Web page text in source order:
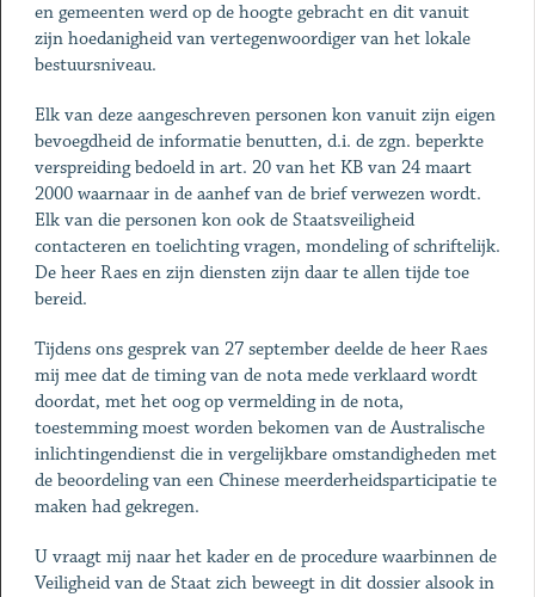
en gemeenten werd op de hoogte gebracht en dit vanuit
zijn hoedanigheid van vertegenwoordiger van het lokale
bestuursniveau.
Elk van deze aangeschreven personen kon vanuit zijn eigen
bevoegdheid de informatie benutten, d.i. de zgn. beperkte
verspreiding bedoeld in art. 20 van het KB van 24 maart
2000 waarnaar in de aanhef van de brief verwezen wordt.
Elk van die personen kon ook de Staatsveiligheid
contacteren en toelichting vragen, mondeling of schriftelijk.
De heer Raes en zijn diensten zijn daar te allen tijde toe
bereid.
Tijdens ons gesprek van 27 september deelde de heer Raes
mij mee dat de timing van de nota mede verklaard wordt
doordat, met het oog op vermelding in de nota,
toestemming moest worden bekomen van de Australische
inlichtingendienst die in vergelijkbare omstandigheden met
de beoordeling van een Chinese meerderheidsparticipatie te
maken had gekregen.
U vraagt mij naar het kader en de procedure waarbinnen de
Veiligheid van de Staat zich beweegt in dit dossier alsook in